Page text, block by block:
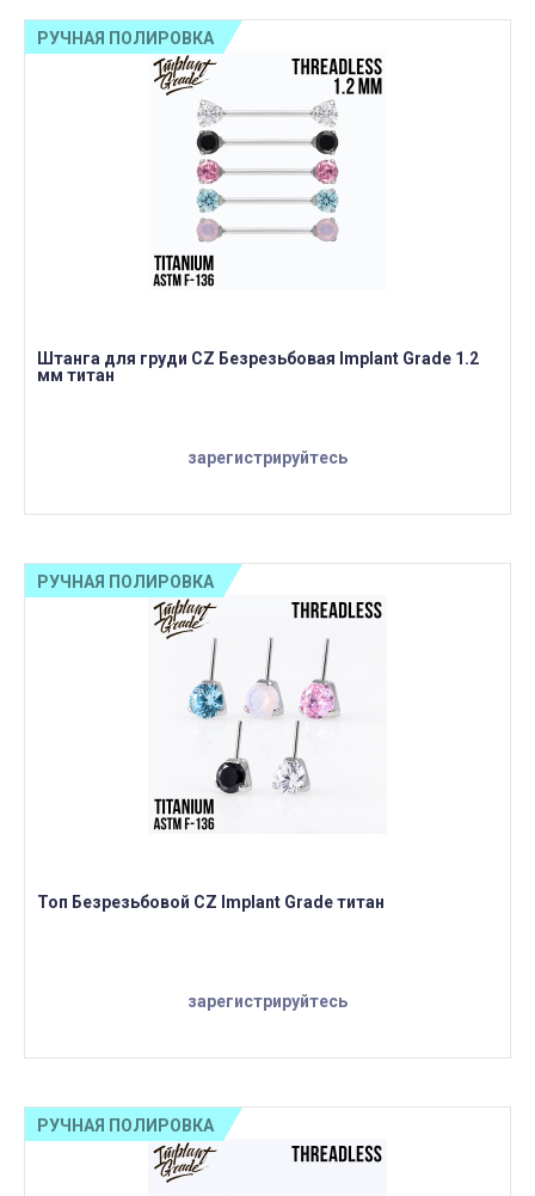
Штанга для груди CZ Безрезьбовая Implant Grade 1.2
мм титан
зарегистрируйтесь
РУЧНАЯ ПОЛИРОВКА
Топ Безрезьбовой CZ Implant Grade титан
зарегистрируйтесь
РУЧНАЯ ПОЛИРОВКА
РУЧНАЯ ПОЛИРОВКА